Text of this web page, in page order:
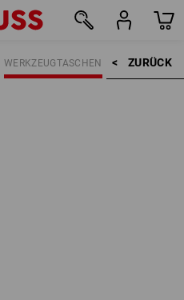
ZURÜCK    >
WERKZEUGTASCHEN